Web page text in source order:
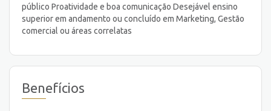
público Proatividade e boa comunicação Desejável ensino
superior em andamento ou concluído em Marketing, Gestão
comercial ou áreas correlatas
Benefícios